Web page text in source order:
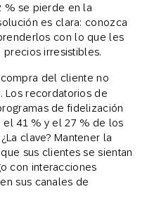
% se pierde en la
es clara: conozca
con lo que les
precios irresistibles.
del cliente no
Los recordatorios de
de fidelización
41 % y el 27 % de los
clave? Mantener la
sus clientes se sientan
con interacciones
sus canales de